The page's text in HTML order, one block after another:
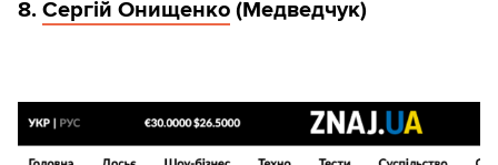
8. Сергій Онищенко (Медведчук)